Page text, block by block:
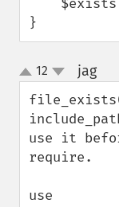
}
up
down
12 jag¶
use it
require.
use